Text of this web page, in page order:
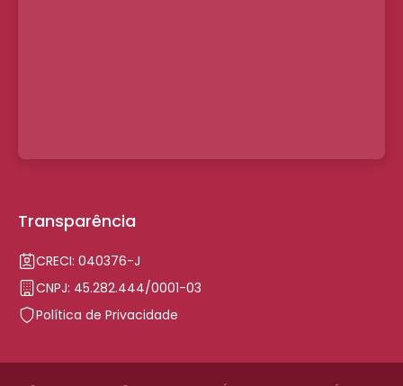
Transparência
CRECI: 040376-J
CNPJ: 45.282.444/0001-03
Política de Privacidade